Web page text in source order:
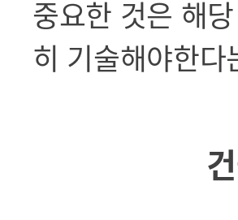
중요한 것은 해
히 기술해야한다